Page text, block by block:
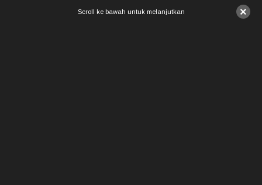
×
Scroll ke bawah untuk melanjutkan